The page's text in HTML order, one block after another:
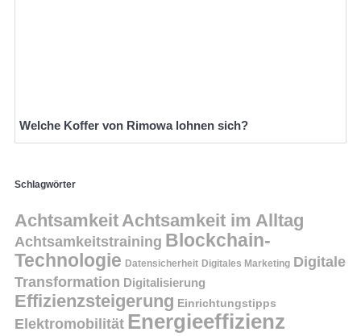
Welche Koffer von Rimowa lohnen sich?
Schlagwörter
AchtsamkeitAchtsamkeit im Alltag
Achtsamkeitstraining Blockchain-
Technologie Datensicherheit Digitales Marketing Digitale
Transformation Digitalisierung
Effizienzsteigerung Einrichtungstipps
Elektromobilität Energieeffizienz